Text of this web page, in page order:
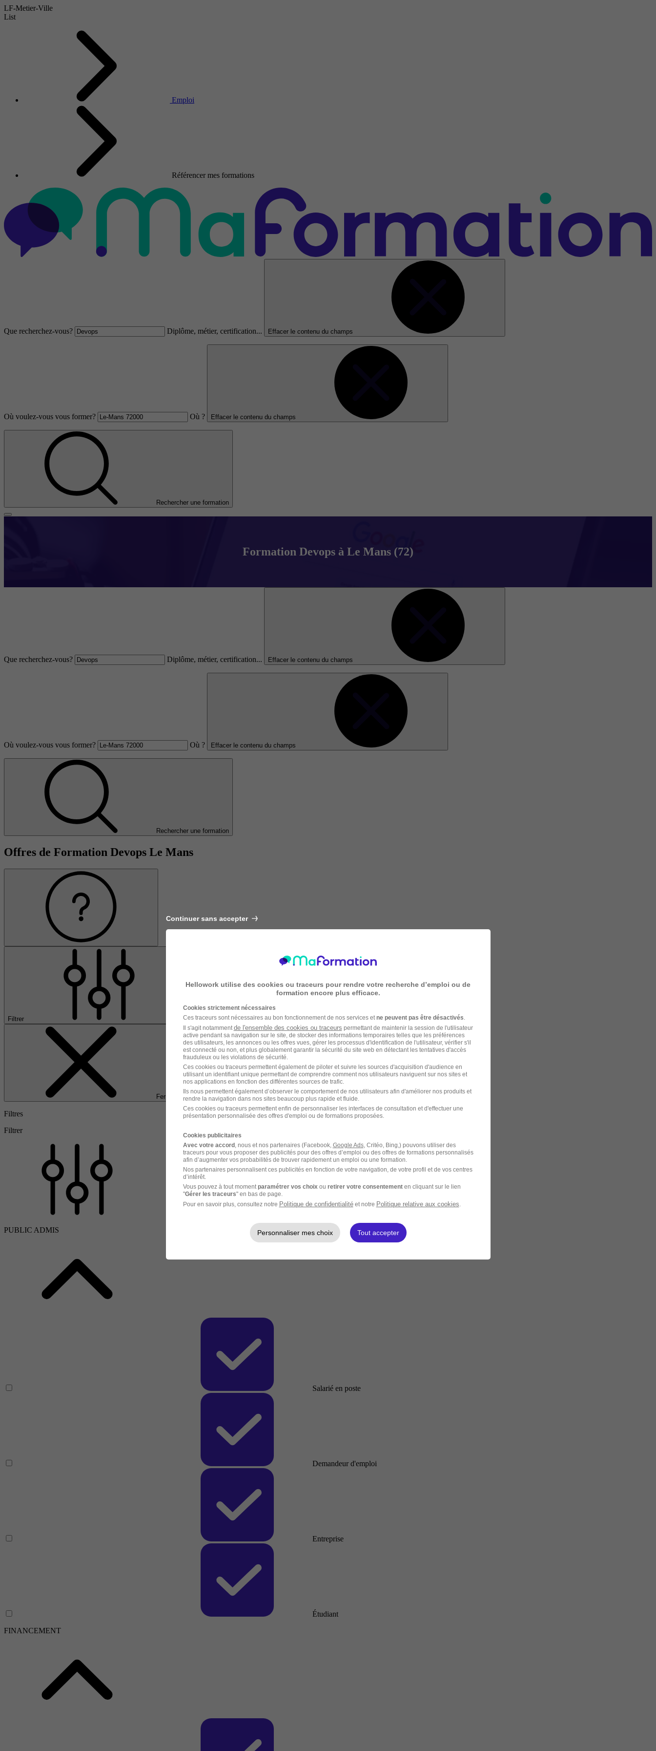
LF-Metier-Ville
List
Emploi
Référencer mes formations
Que recherchez-vous? Diplôme, métier, certification... Effacer le contenu du champs
Où voulez-vous vous former? Où ? Effacer le contenu du champs
Rechercher une formation
Formation Devops à Le Mans (72)
Que recherchez-vous? Diplôme, métier, certification... Effacer le contenu du champs
Où voulez-vous vous former? Où ? Effacer le contenu du champs
Rechercher une formation
Offres de Formation Devops Le Mans
Filtrer
Fermer
Filtres
Filtrer
PUBLIC ADMIS
Salarié en poste
Demandeur d'emploi
Entreprise
Étudiant
FINANCEMENT
Continuer sans accepter
Hellowork utilise des cookies ou traceurs pour rendre votre recherche d’emploi ou de
formation encore plus efficace.
Cookies strictement nécessaires
Ces traceurs sont nécessaires au bon fonctionnement de nos services et ne peuvent pas être désactivés
Il s'agit notamment de l'ensemble des cookies ou traceurs permettant de maintenir la session de l'utilisateur
active pendant sa navigation sur le site, de stocker des informations temporaires telles que les préférences
des utilisateurs, les annonces ou les offres vues, gérer les processus d'identification de l'utilisateur, vérifier s'il
est connecté ou non, et plus globalement garantir la sécurité du site web en détectant les tentatives d'accès
frauduleux ou les violations de sécurité.
Ces cookies ou traceurs permettent également de piloter et suivre les sources d'acquisition d'audience en
utilisant un identifiant unique permettant de comprendre comment nos utilisateurs naviguent sur nos sites et
nos applications en fonction des différentes sources de trafic.
Ils nous permettent également d’observer le comportement de nos utilisateurs afin d'améliorer nos produits et
rendre la navigation dans nos sites beaucoup plus rapide et fluide.
Ces cookies ou traceurs permettent enfin de personnaliser les interfaces de consultation et d'effectuer une
présentation personnalisée des offres d'emploi ou de formations proposées.
Cookies publicitaires
Avec votre accord, nous et nos partenaires (Facebook, Google Ads, Critéo, Bing,) pouvons utiliser des
traceurs pour vous proposer des publicités pour des offres d’emploi ou des offres de formations personnalisés
afin d’augmenter vos probabilités de trouver rapidement un emploi ou une formation.
Nos partenaires personnalisent ces publicités en fonction de votre navigation, de votre profil et de vos centres
d’intérêt.
Vous pouvez à tout moment paramétrer vos choix ou retirer votre consentementen cliquant sur le lien
"Gérer les traceurs" en bas de page.
Pour en savoir plus, consultez notre Politique de confidentialitéet notre Politique relative aux cookies
Personnaliser mes choix Tout accepter